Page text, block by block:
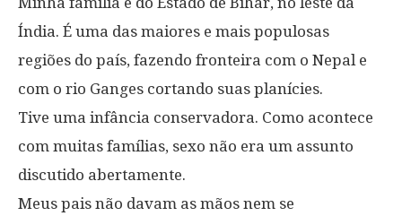
Índia. É uma das maiores e mais populosas
regiões do país, fazendo fronteira com o Nepal e
com o rio Ganges cortando suas planícies.
Tive uma infância conservadora. Como acontece
com muitas famílias, sexo não era um assunto
discutido abertamente.
Meus pais não davam as mãos nem se